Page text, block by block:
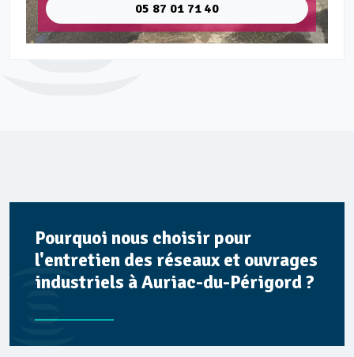
05 87 01 71 40
Pourquoi nous choisir pour
l'entretien des réseaux et ouvrages
industriels à Auriac-du-Périgord ?